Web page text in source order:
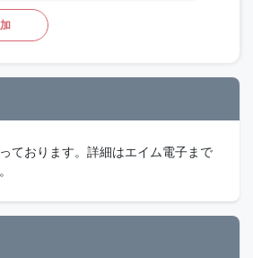
ております。詳細はエイム電子まで